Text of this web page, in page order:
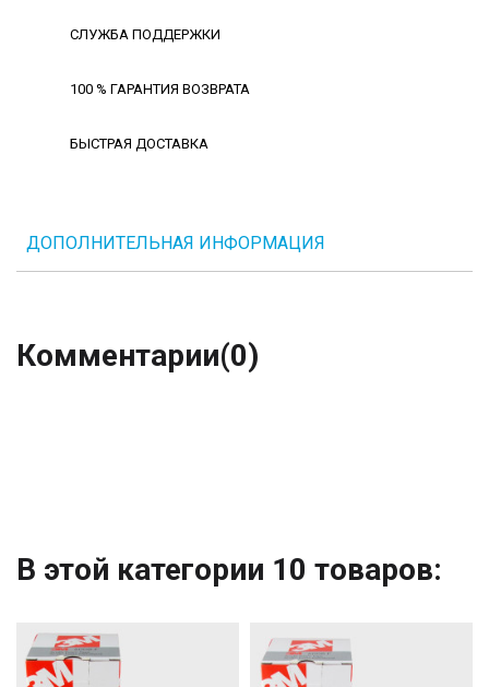
СЛУЖБА ПОДДЕРЖКИ
100 % ГАРАНТИЯ ВОЗВРАТА
БЫСТРАЯ ДОСТАВКА
ДОПОЛНИТЕЛЬНАЯ ИНФОРМАЦИЯ
Комментарии(0)
В этой категории 10 товаров: